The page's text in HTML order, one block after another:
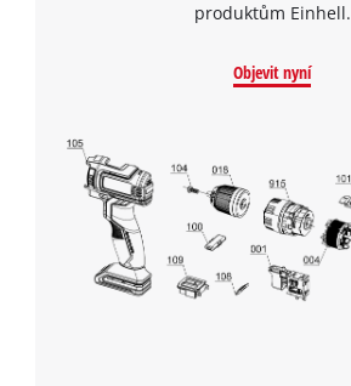
produktům Einhell.
Objevit nyní